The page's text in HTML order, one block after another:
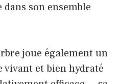
dans son ensemble
joue également un
et bien hydraté